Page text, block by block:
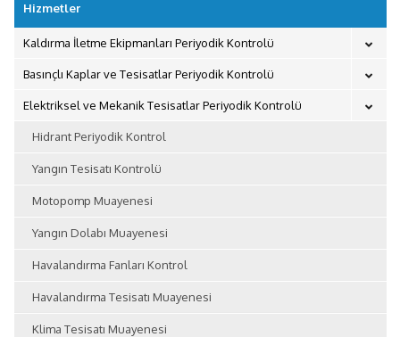
Hizmetler
Kaldırma İletme Ekipmanları Periyodik Kontrolü
Basınçlı Kaplar ve Tesisatlar Periyodik Kontrolü
Elektriksel ve Mekanik Tesisatlar Periyodik Kontrolü
Hidrant Periyodik Kontrol
Yangın Tesisatı Kontrolü
Motopomp Muayenesi
Yangın Dolabı Muayenesi
Havalandırma Fanları Kontrol
Havalandırma Tesisatı Muayenesi
Klima Tesisatı Muayenesi